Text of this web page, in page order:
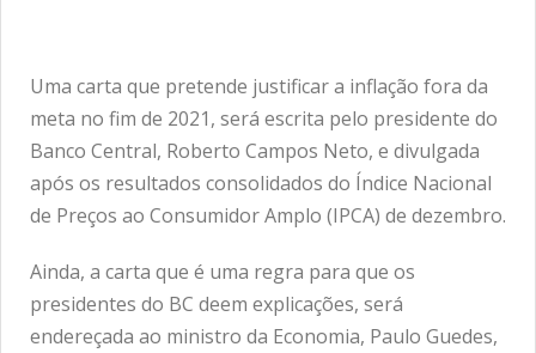
Uma carta que pretende justificar a inflação fora da
meta no fim de 2021, será escrita pelo presidente do
Banco Central, Roberto Campos Neto, e divulgada
após os resultados consolidados do Índice Nacional
de Preços ao Consumidor Amplo (IPCA) de dezembro.
Ainda, a carta que é uma regra para que os
presidentes do BC deem explicações, será
endereçada ao ministro da Economia, Paulo Guedes,